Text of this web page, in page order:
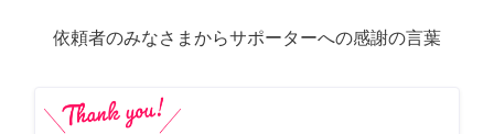
依頼者のみなさまからサポーターへの感謝の言葉